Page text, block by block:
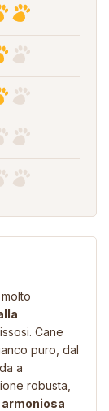
Cane
puro, dal
a
robusta,
armoniosa